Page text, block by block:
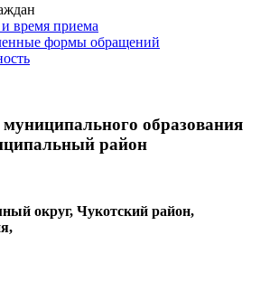
время приема
формы обращений
образования
район
округ, Чукотский район,